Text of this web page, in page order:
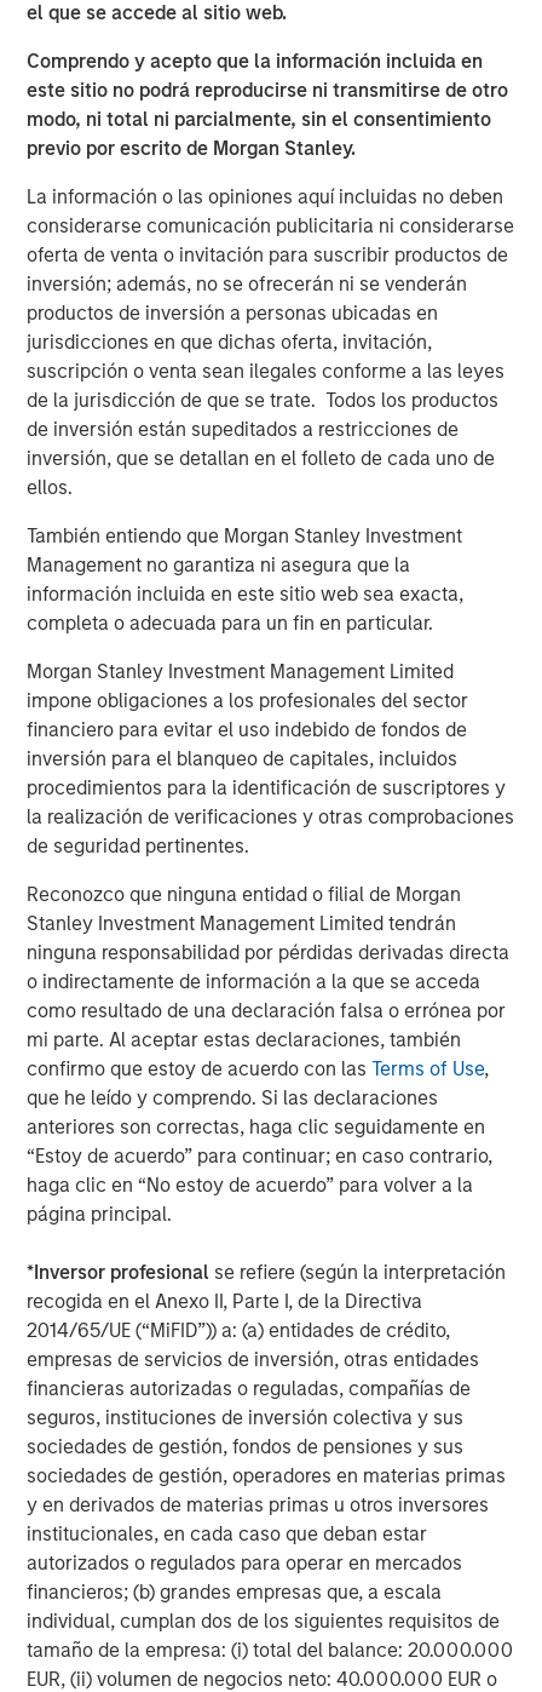
el que se accede al sitio web.
Comprendo y acepto que la información incluida en
este sitio no podrá reproducirse ni transmitirse de otro
modo, ni total ni parcialmente, sin el consentimiento
previo por escrito de Morgan Stanley.
La información o las opiniones aquí incluidas no deben
considerarse comunicación publicitaria ni considerarse
oferta de venta o invitación para suscribir productos de
inversión; además, no se ofrecerán ni se venderán
productos de inversión a personas ubicadas en
jurisdicciones en que dichas oferta, invitación,
suscripción o venta sean ilegales conforme a las leyes
de la jurisdicción de que se trate. Todos los productos
de inversión están supeditados a restricciones de
inversión, que se detallan en el folleto de cada uno de
ellos.
También entiendo que Morgan Stanley Investment
Management no garantiza ni asegura que la
información incluida en este sitio web sea exacta,
completa o adecuada para un fin en particular.
Morgan Stanley Investment Management Limited
impone obligaciones a los profesionales del sector
financiero para evitar el uso indebido de fondos de
inversión para el blanqueo de capitales, incluidos
procedimientos para la identificación de suscriptores y
la realización de verificaciones y otras comprobaciones
de seguridad pertinentes.
Reconozco que ninguna entidad o filial de Morgan
Stanley Investment Management Limited tendrán
ninguna responsabilidad por pérdidas derivadas directa
o indirectamente de información a la que se acceda
como resultado de una declaración falsa o errónea por
mi parte. Al aceptar estas declaraciones, también
confirmo que estoy de acuerdo con lasTerms of Use,
que he leído y comprendo. Si las declaraciones
anteriores son correctas, haga clic seguidamente en
“Estoy de acuerdo” para continuar; en caso contrario,
haga clic en “No estoy de acuerdo” para volver a la
página principal.
*Inversor profesional se refiere (según la interpretación
recogida en el Anexo II, Parte I, de la Directiva
2014/65/UE (“MiFID”)) a: (a) entidades de crédito,
empresas de servicios de inversión, otras entidades
financieras autorizadas o reguladas, compañías de
seguros, instituciones de inversión colectiva y sus
sociedades de gestión, fondos de pensiones y sus
sociedades de gestión, operadores en materias primas
y en derivados de materias primas u otros inversores
institucionales, en cada caso que deban estar
autorizados o regulados para operar en mercados
financieros; (b) grandes empresas que, a escala
individual, cumplan dos de los siguientes requisitos de
tamaño de la empresa: (i) total del balance: 20.000.000
EUR, (ii) volumen de negocios neto: 40.000.000 EUR o
BIG PICTURE
Video: Ten Investment Truths About Artificial
Intelligence
BIG PICTURE
Big Picture - Artificial Intelligence: Ten
Investment Truths
TALES FROM THE EMERGING WORLD
Video: Mexico's Domestic Opportunity
Managing Director
Audrey Muhirwa
Associate
Featured Insights
ARTÍCULO
The MSIM Quantitative Duration
Strategy Model: A Factor-Based
Approach to Managing Interest Rates
Anton Heese and Matas Vala explore the
Quantitative Duration Strategy Model, one of the
proprietary tools the team uses to enhance their
investment process, as it helps provide structure
and rigour with identifying and processing
relevant and important data.
05-AGO-2026